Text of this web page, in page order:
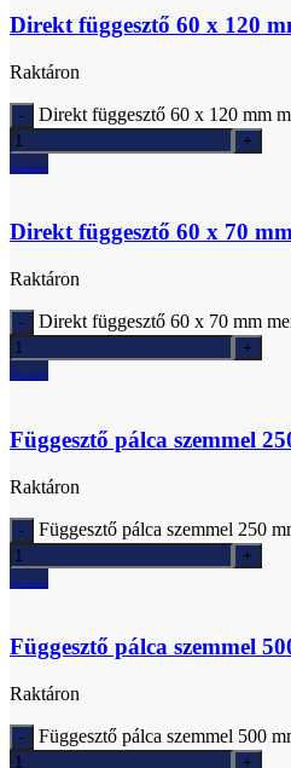
Direkt függesztő 60 x 120
Raktáron
Direkt függesztő 60 x 120 mm
Ajánlatkérés
Direkt függesztő 60 x 70
Raktáron
Direkt függesztő 60 x 70 mm
Ajánlatkérés
Függesztő pálca szemmel
Raktáron
Függesztő pálca szemmel 250
Ajánlatkérés
Függesztő pálca szemmel
Raktáron
Függesztő pálca szemmel 500